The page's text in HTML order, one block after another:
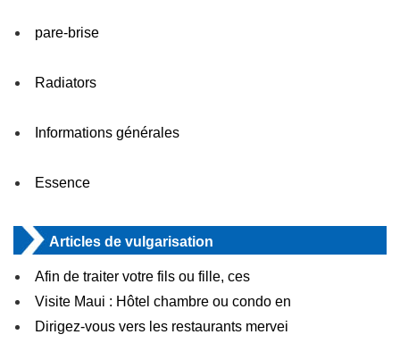
pare-brise
Radiators
Informations générales
Essence
Articles de vulgarisation
Afin de traiter votre fils ou fille, ces
Visite Maui : Hôtel chambre ou condo en
Dirigez-vous vers les restaurants mervei